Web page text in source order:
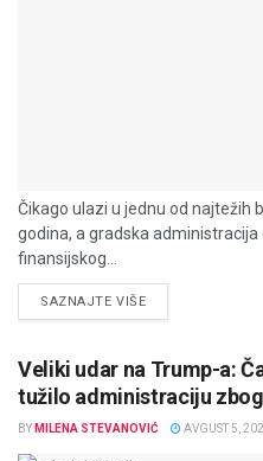
Čikago ulazi u jednu od najtežih
godina, a gradska
finansijskog...
SAZNAJTE VIŠEDETAILS
Veliki udar na Trump-a:
tužilo administraciju
BY MILENA STEVANOVIĆ AVGUST 5,